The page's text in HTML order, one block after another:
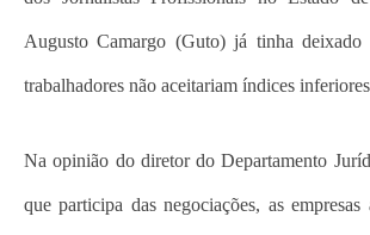
Augusto Camargo (Guto) já tinha
trabalhadores não aceitariam índices
Na opinião do diretor do Departamento
que participa das negociações, as empresas